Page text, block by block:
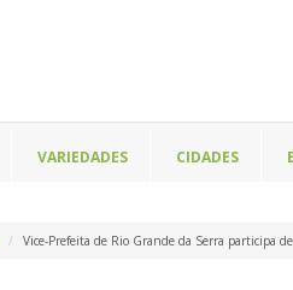
VARIEDADES CIDADES
Vice-Prefeita de Rio Grande da Serra participa